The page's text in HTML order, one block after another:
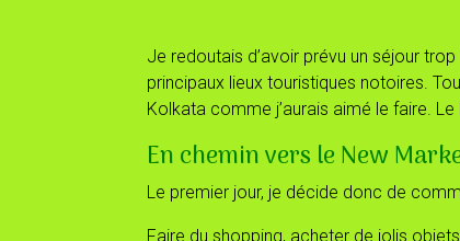
Je redoutais d’avoir prévu un séjour
principaux lieux touristiques notoires.
Kolkata comme j’aurais aimé le faire.
En chemin vers le New
Le premier jour, je décide donc de
Faire du shopping, acheter de jolis